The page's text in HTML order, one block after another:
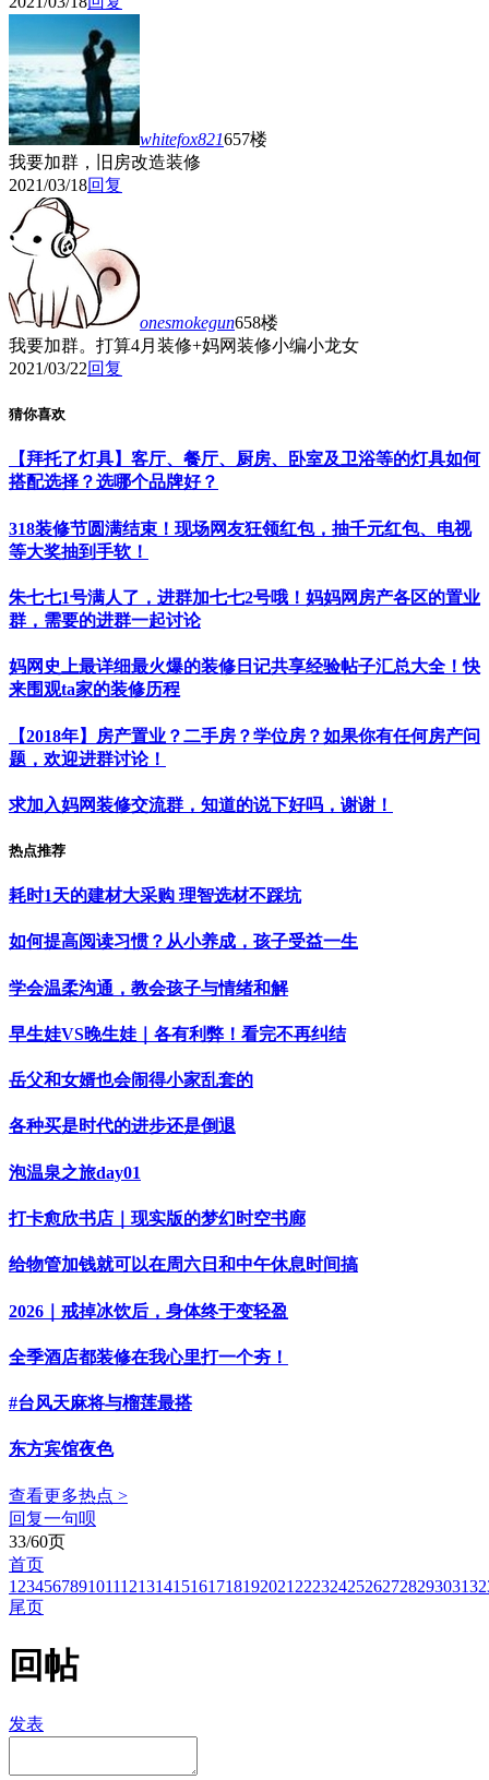
whitefox821657楼
我要加群，旧房改造装修
2021/03/18回复
onesmokegun658楼
我要加群。打算4月装修+妈网装修小编小龙女
2021/03/22回复
猜你喜欢
【拜托了灯具】客厅、餐厅、厨房、卧室及卫浴等的灯具如何
搭配选择？选哪个品牌好？
318装修节圆满结束！现场网友狂领红包，抽千元红包、电视
等大奖抽到手软！
朱七七1号满人了，进群加七七2号哦！妈妈网房产各区的置业
群，需要的进群一起讨论
妈网史上最详细最火爆的装修日记共享经验帖子汇总大全！快
来围观ta家的装修历程
【2018年】房产置业？二手房？学位房？如果你有任何房产问
题，欢迎进群讨论！
求加入妈网装修交流群，知道的说下好吗，谢谢！
热点推荐
耗时1天的建材大采购 理智选材不踩坑
如何提高阅读习惯？从小养成，孩子受益一生
学会温柔沟通，教会孩子与情绪和解
早生娃VS晚生娃｜各有利弊！看完不再纠结
岳父和女婿也会闹得小家乱套的
各种买是时代的进步还是倒退
泡温泉之旅day01
打卡愈欣书店｜现实版的梦幻时空书廊
给物管加钱就可以在周六日和中午休息时间搞
2026｜戒掉冰饮后，身体终于变轻盈
全季酒店都装修在我心里打一个夯！
#台风天麻将与榴莲最搭
东方宾馆夜色
查看更多热点 >
回复一句呗
33/60页
首页
1 23456789101112131415161718192021 2223242526272829303132
尾页
回帖
发表